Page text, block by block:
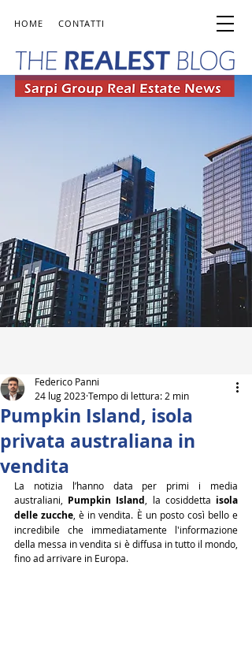
HOME CONTATTI
Pumpkin Island, isola
privata australiana in
vendita
Federico Panni
24 lug 2023Tempo di lettura: 2 min
La notizia l’hanno data per primi i media
australiani, Pumpkin Island , la cosiddetta isola
delle zucche , è in vendita. È un posto così bello e
incredibile che immediatamente l'informazione
della messa in vendita si è diffusa in tutto il mondo,
fino ad arrivare in Europa.